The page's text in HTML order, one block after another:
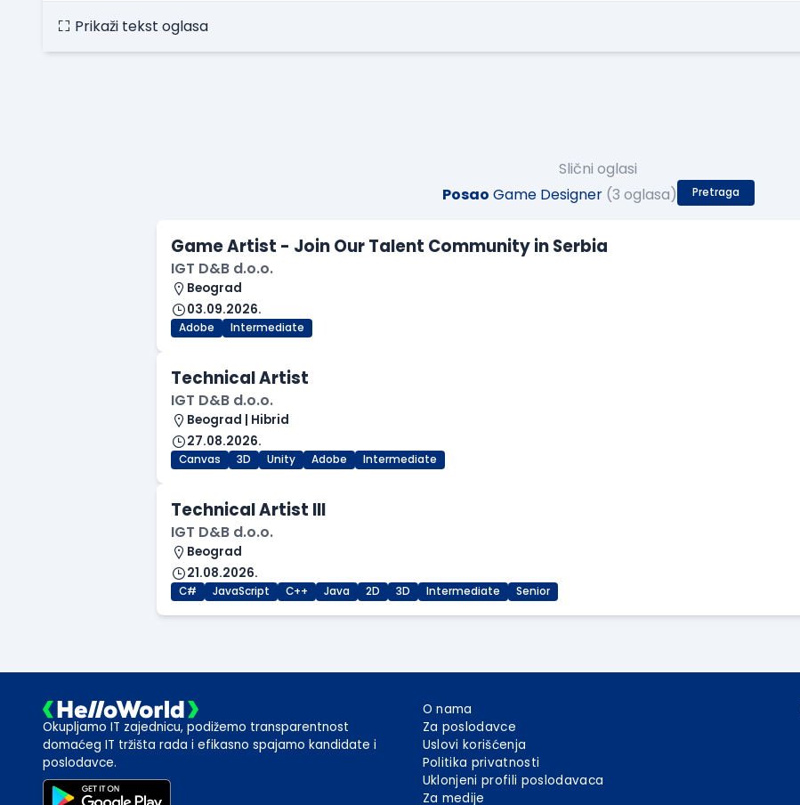
Prikaži tekst oglasa
Slični oglasi
Posao Game Designer (3 oglasa) Pretraga
Game Artist - Join Our Talent Community in Serbia
IGT D&B d.o.o.
Beograd
03.09.2026.
Adobe Intermediate
Technical Artist
IGT D&B d.o.o.
Beograd | Hibrid
27.08.2026.
Canvas 3D Unity Adobe Intermediate
Technical Artist III
IGT D&B d.o.o.
Beograd
21.08.2026.
C# JavaScript C++ Java 2D 3D Intermediate Senior
Okupljamo IT zajednicu, podižemo transparentnost
domaćeg IT tržišta rada i efikasno spajamo kandidate i
poslodavce.
O nama
Za poslodavce
Uslovi korišćenja
Politika privatnosti
Uklonjeni profili poslodavaca
Za medije